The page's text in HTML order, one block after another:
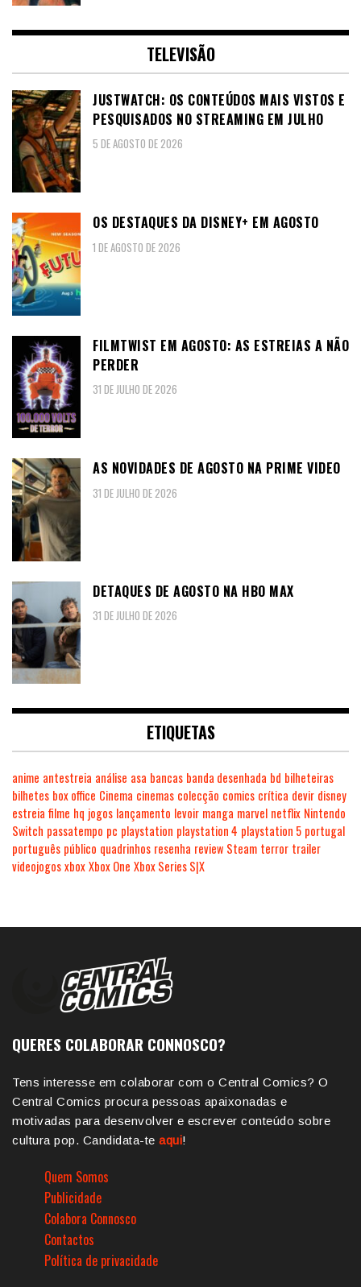
TELEVISÃO
JUSTWATCH: OS CONTEÚDOS MAIS VISTOS E
PESQUISADOS NO STREAMING EM JULHO
5 DE AGOSTO DE 2026
OS DESTAQUES DA DISNEY+ EM AGOSTO
1 DE AGOSTO DE 2026
FILMTWIST EM AGOSTO: AS ESTREIAS A NÃO
PERDER
31 DE JULHO DE 2026
AS NOVIDADES DE AGOSTO NA PRIME VIDEO
31 DE JULHO DE 2026
DETAQUES DE AGOSTO NA HBO MAX
31 DE JULHO DE 2026
ETIQUETAS
anime antestreia análise asa bancas banda desenhada bd bilheteiras
bilhetes box office Cinema cinemas colecção comics crítica devir disney
estreia filme hq jogos lançamento levoir manga marvel netflix Nintendo
Switch passatempo pc playstation playstation 4 playstation 5 portugal
português público quadrinhos resenha review Steam terror trailer
videojogosxboxXbox One Xbox Series S|X
QUERES COLABORAR CONNOSCO?
Tens interesse em colaborar com o Central Comics? O
Central Comics procura pessoas apaixonadas e
motivadas para desenvolver e escrever conteúdo sobre
cultura pop. Candidata-te aqui!
Quem Somos
Publicidade
Colabora Connosco
Contactos
Política de privacidade